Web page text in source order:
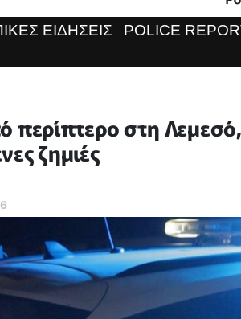
ΕΙΔΗΣΕΙΣ POLICE
στη Λεμεσό,
ζημιές